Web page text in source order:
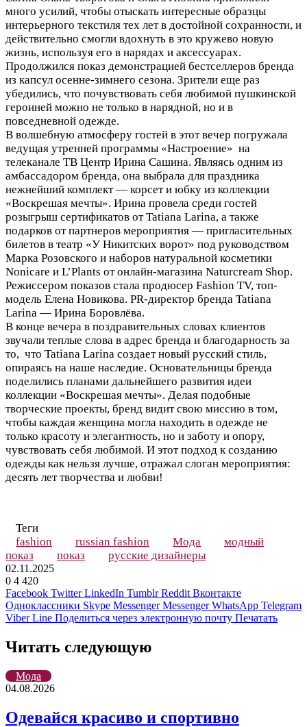
много усилий, чтобы отыскать интересные образцы
интерьерного текстиля тех лет в достойной сохранности, и
действительно смогли вдохнуть в это кружево новую
жизнь, используя его в нарядах и аксессуарах.
Продолжился показ демонстрацией бестселлеров бренда
из капсул осенне-зимнего сезона. Зрители еще раз
убедились, что почувствовать себя любимой пушкинской
героиней можно не только в нарядной, но и в
повседневной одежде.
В волшебную атмосферу гостей в этот вечер погружала
ведущая утренней программы «Настроение» на
телеканале ТВ Центр Ирина Сашина. Являясь одним из
амбассадором бренда, она выбрала для праздника
нежнейший комплект — корсет и юбку из коллекции
«Воскрешая мечты». Ирина провела среди гостей
розыгрыш сертификатов от Tatiana Larina, а также
подарков от партнеров мероприятия — пригласительных
билетов в театр «У Никитских ворот» под руководством
Марка Розовского и наборов натуральной косметики
Nonicare и L’Plants от онлайн-магазина Naturcream Shop.
Режиссером показов стала продюсер Fashion TV, топ-
модель Елена Новикова. PR-директор бренда Tatiana
Larina — Ирина Боровлёва.
В конце вечера в поздравительных словах клиентов
звучали теплые слова в адрес бренда и благодарность за
то, что Tatiana Larina создает новый русский стиль,
опираясь на наше наследие. Основательницы бренда
поделились планами дальнейшего развития идеи
коллекции «Воскрешая мечты». Делая подобные
творческие проекты, бренд видит свою миссию в том,
чтобы каждая женщина могла находить в одежде не
только красоту и элегантность, но и заботу и опору,
чувствовать себя любимой. И этот подход к созданию
одежды как нельзя лучше, отражал слоган мероприятия:
десять лет творчества и любви!
Теги
fashion
russian fashion Мода
модный
показ
показ русские дизайнеры
02.11.2025
0 4 420
Facebook Twitter LinkedIn Tumblr Reddit Вконтакте
Одноклассники Skype Messenger Messenger WhatsApp Telegram
Viber Line Поделиться через электронную почту Печатать
Читать следующую
Мода
04.08.2026
Одевайся красиво и спортивно